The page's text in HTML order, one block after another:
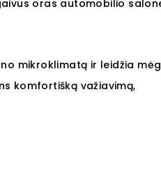
oras automobilio
mikroklimatą ir leidžia
komfortišką važiavimą,